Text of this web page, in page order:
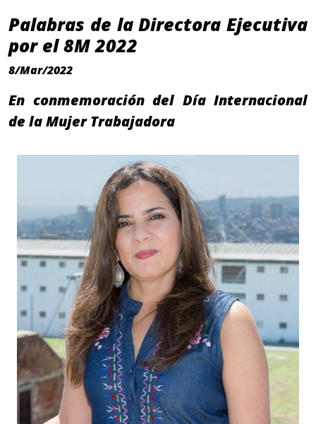
Palabras de la Directora Ejecutiva
por el 8M 2022
8/Mar/2022
En conmemoración del Día Internacional
de la Mujer Trabajadora